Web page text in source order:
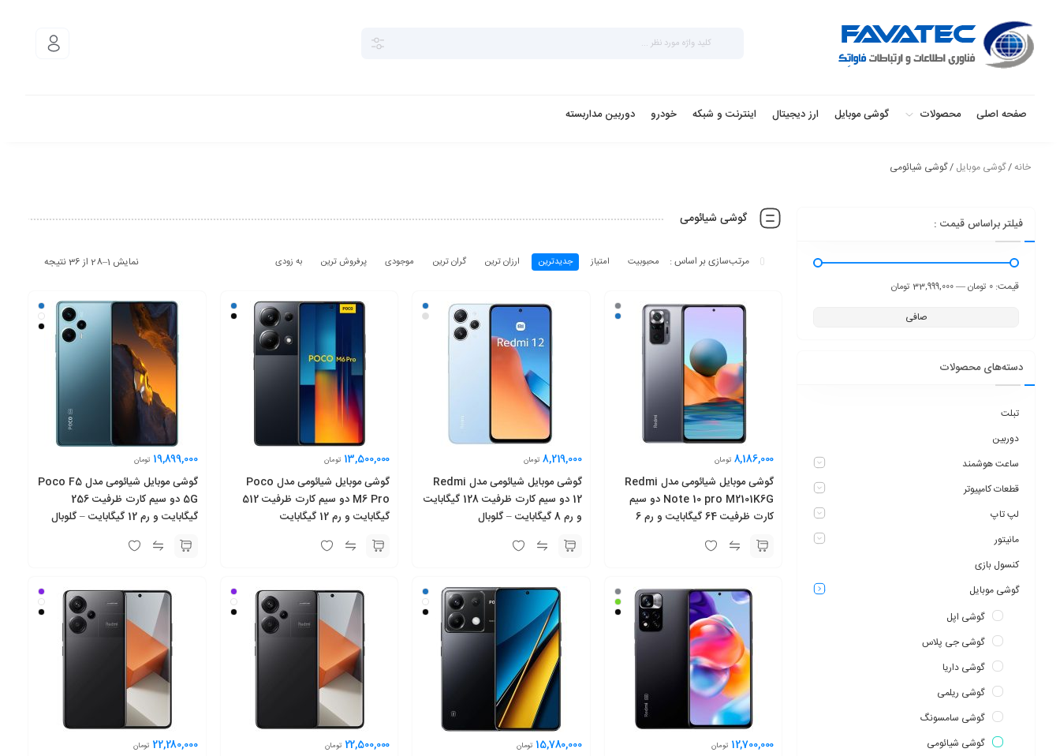
صفحه اصلی محصولات گوشی موبایل ارز دیجیتال اینترنت و شبکه خودرو دوربین مداربسته
خانه/گوشی موبایل / گوشی شیائومی
فیلتر براساس قیمت :
صافی
قيمت: 0 تومان —33,999,000 تومان
دسته‌های محصولات
تبلت
دوربین
ساعت هوشمند
قطعات کامپیوتر
لپ تاپ
مانیتور
کنسول بازی
گوشی موبایل
گوشی اپل
گوشی جی پلاس
گوشی داریا
گوشی ریلمی
گوشی سامسونگ
گوشی شیائومی
گوشی شیائومی
نمایش 1–28 از 36 نتیجه محبوبیت امتیاز جدیدترین ارزان ترین گران ترین موجودی پرفروش ترین به زودی
8,186,000 تومان
گوشی موبایل شیائومی مدل Redmi
Note 10 pro M2101K6G دو سیم‌
کارت ظرفیت 64 گیگابایت و رم 6
8,219,000 تومان
گوشی موبایل شیائومی مدل Redmi
12 دو سیم کارت ظرفیت 128 گیگابایت
و رم 8 گیگابایت – گلوبال
13,500,000 تومان
گوشی موبایل شیائومی مدل Poco
M6 Pro دو سیم کارت ظرفیت 512
گیگابایت و رم 12 گیگابایت
19,899,000 تومان
گوشی موبایل شیائومی مدل Poco F5
5G دو سیم کارت ظرفیت 256
گیگابایت و رم 12 گیگابایت – گلوبال
12,700,000 تومان 15,780,000 تومان 22,500,000 تومان 22,280,000 تومان